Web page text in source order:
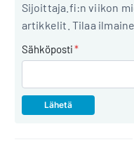
Sijoittaja.fi:n viikon
artikkelit. Tilaa
Sähköposti*